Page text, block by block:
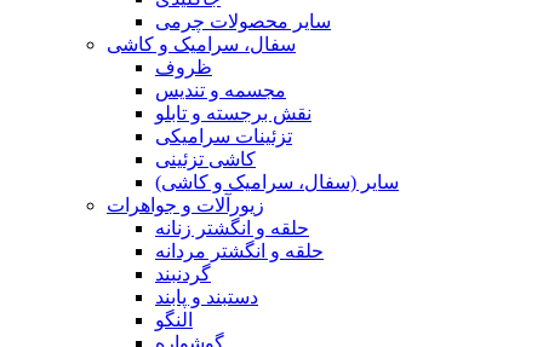
سایر محصولات چرمی
سفال، سرامیک و کاشی
ظروف
مجسمه و تندیس
نقش برجسته و تابلو
تزئینات سرامیکی
کاشی تزئینی
سایر (سفال، سرامیک و کاشی)
زیورآلات و جواهرات
حلقه و انگشتر زنانه
حلقه و انگشتر مردانه
گردنبند
دستبند و پابند
النگو
گوشواره